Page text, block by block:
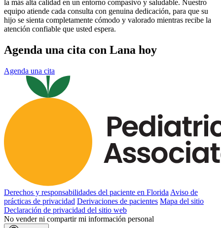
la más alta calidad en un entorno compasivo y saludable. Nuestro
equipo atiende cada consulta con genuina dedicación, para que su
hijo se sienta completamente cómodo y valorado mientras recibe la
atención confiable que usted espera.
Agenda una cita con Lana hoy
Agenda una cita
Derechos y responsabilidades del paciente en Florida Aviso de
prácticas de privacidad Derivaciones de pacientes Mapa del sitio
Declaración de privacidad del sitio web
No vender ni compartir mi información personal